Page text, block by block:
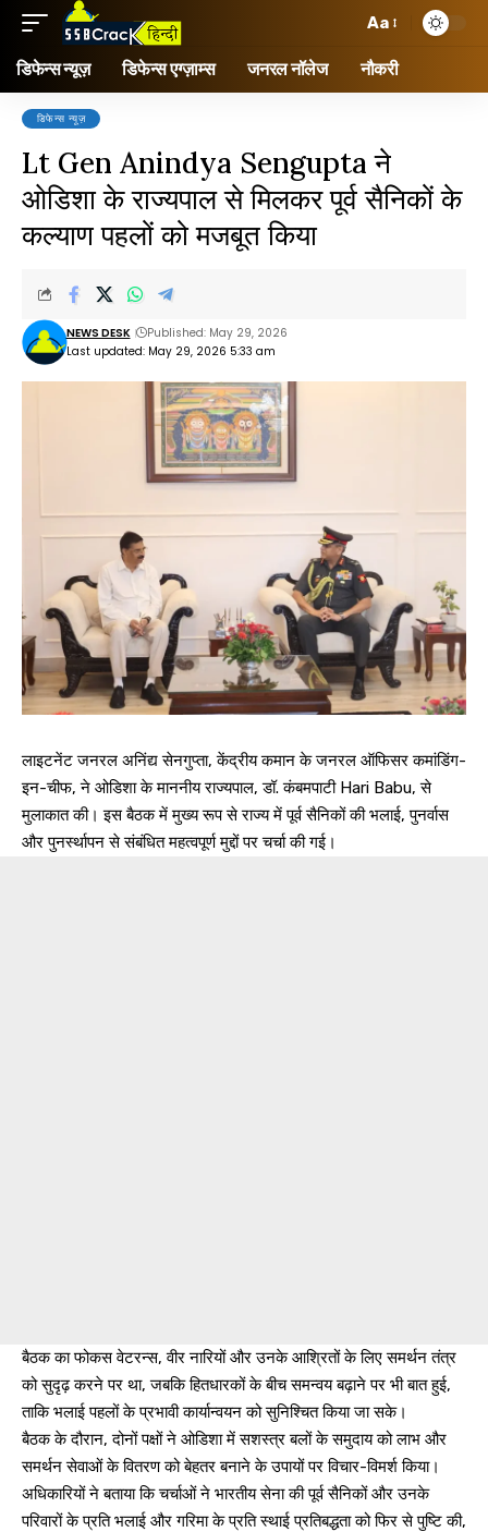
Aa
डिफेन्स न्यूज़ डिफेन्स एग्ज़ाम्स जनरल नॉलेज नौकरी
डिफेन्स न्यूज़
Lt Gen Anindya Sengupta ने
ओडिशा के राज्यपाल से मिलकर पूर्व सैनिकों के
कल्याण पहलों को मजबूत किया
Last updated: May 29, 2026 5:33 am
NEWS DESK Published: May 29, 2026
लाइटनेंट जनरल अनिंद्य सेनगुप्ता, केंद्रीय कमान के जनरल ऑफिसर कमांडिंग-
इन-चीफ, ने ओडिशा के माननीय राज्यपाल, डॉ. कंबमपाटी Hari Babu, से
मुलाकात की। इस बैठक में मुख्य रूप से राज्य में पूर्व सैनिकों की भलाई, पुनर्वास
और पुनर्स्थापन से संबंधित महत्वपूर्ण मुद्दों पर चर्चा की गई।
बैठक का फोकस वेटरन्स, वीर नारियों और उनके आश्रितों के लिए समर्थन तंत्र
को सुदृढ़ करने पर था, जबकि हितधारकों के बीच समन्वय बढ़ाने पर भी बात हुई,
ताकि भलाई पहलों के प्रभावी कार्यान्वयन को सुनिश्चित किया जा सके।
बैठक के दौरान, दोनों पक्षों ने ओडिशा में सशस्त्र बलों के समुदाय को लाभ और
समर्थन सेवाओं के वितरण को बेहतर बनाने के उपायों पर विचार-विमर्श किया।
अधिकारियों ने बताया कि चर्चाओं ने भारतीय सेना की पूर्व सैनिकों और उनके
परिवारों के प्रति भलाई और गरिमा के प्रति स्थाई प्रतिबद्धता को फिर से पुष्टि की,